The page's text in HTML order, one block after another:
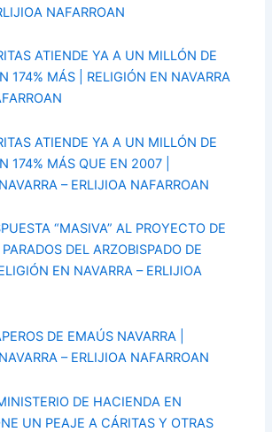
NAFARROAN
ATIENDE YA A UN MILLÓN DE
174% MÁS | RELIGIÓN EN NAVARRA
ATIENDE YA A UN MILLÓN DE
174% MÁS QUE EN 2007 |
– ERLIJIOA NAFARROAN
“MASIVA” AL PROYECTO DE
DEL ARZOBISPADO DE
EN NAVARRA – ERLIJIOA
DE EMAÚS NAVARRA |
– ERLIJIOA NAFARROAN
DE HACIENDA EN
UN PEAJE A CÁRITAS Y OTRAS